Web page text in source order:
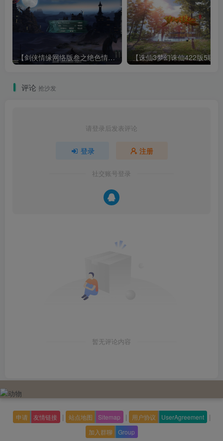
【剑侠情缘网络版叁之绝色情缘V3.5更新版】3DMMORPG端游Linux服务端+GM指令+PC客户端+架设教程
评论 抢沙发
请登录后发表评论
登录 注册
社交账号登录
暂无评论内容
申请 友情链接 | 站点地图 Sitemap | 用户协议 UserAgreement |
加入群聊 Group